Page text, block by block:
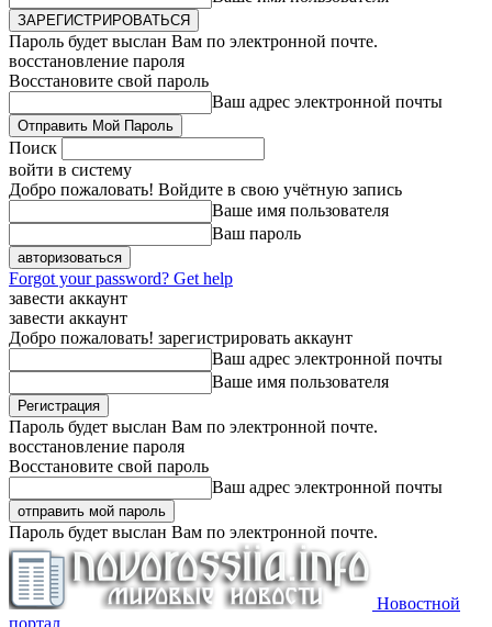
Пароль будет выслан Вам по электронной почте.
восстановление пароля
Восстановите свой пароль
Ваш адрес электронной почты
Поиск
войти в систему
Добро пожаловать! Войдите в свою учётную запись
Ваше имя пользователя
Ваш пароль
Forgot your password? Get help
завести аккаунт
завести аккаунт
Добро пожаловать! зарегистрировать аккаунт
Ваш адрес электронной почты
Ваше имя пользователя
Пароль будет выслан Вам по электронной почте.
восстановление пароля
Восстановите свой пароль
Ваш адрес электронной почты
Пароль будет выслан Вам по электронной почте.
Новостной
портал